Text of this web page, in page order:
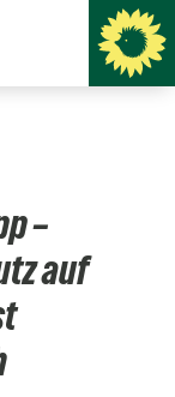
–
auf